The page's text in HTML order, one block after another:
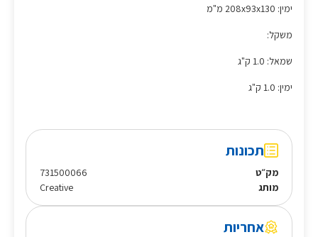
ימין: 208x93x130 מ"מ
משקל:
שמאל: 1.0 ק"ג
ימין: 1.0 ק"ג
תכונות
מק״ט
731500066
מותג
Creative
אחריות